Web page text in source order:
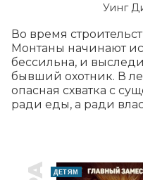
Уинг
Во время
Монтаны начинают
бессильна, и
бывший охотник. В
опасная схватка с
ради еды, а ради
ДЕТЯМ